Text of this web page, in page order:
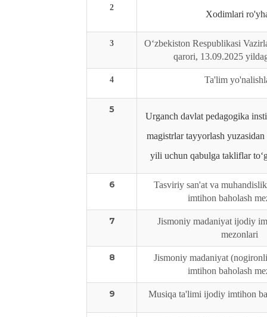
2
Xodimlari
3
Oʻzbekiston Respublikasi
qarori, 13.09.2025
4 Ta'lim
5
Urganch davlat pedagogika
magistrlar tayyorlash
yili uchun qabulga takliflar
6
Tasviriy san'at va
imtihon baholash
7
Jismoniy madaniyat ijodiy
mezonlari
8
Jismoniy madaniyat
imtihon baholash
9 Musiqa ta'limi ijodiy imtihon